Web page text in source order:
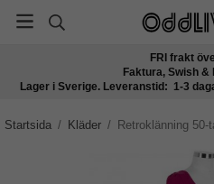
FRI frakt
Faktura, Swish
Lager i Sverige. Leveranstid: 1-3
Startsida / Kläder / Retroklänning 50-